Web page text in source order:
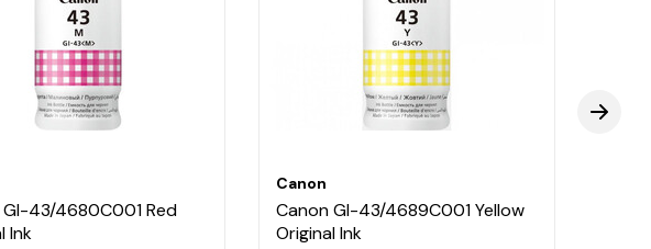
bir orijinal mürekkep çözümüdür. Özellikle siyah-beyaz fotoğraf
43/4680C001 Red
Ink
Canon
Canon GI-43/4689C001 Yellow
Original Ink